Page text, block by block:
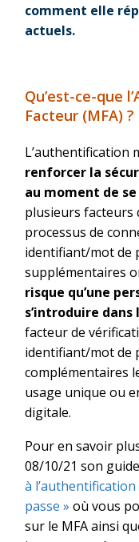
comment elle
actuels.
Qu’est-ce-que
Facteur (MFA) ?
L’authentification
renforcer la
au moment de
plusieurs facteurs
processus de
identifiant/mot de
supplémentaires
risque qu’une
s’introduire dans
facteur de
identifiant/mot de
complémentaires
usage unique ou
digitale.
Pour en savoir
08/10/21 son guide
à
passe » où vous
sur le MFA ainsi